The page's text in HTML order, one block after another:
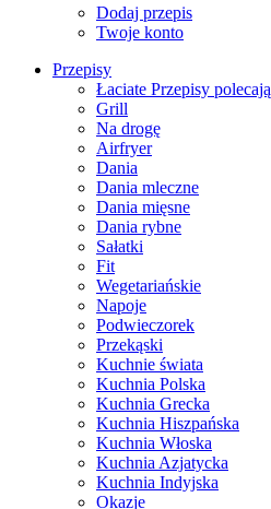
Dodaj przepis
Twoje konto
Przepisy
Łaciate Przepisy polecają
Grill
Na drogę
Airfryer
Dania
Dania mleczne
Dania mięsne
Dania rybne
Sałatki
Fit
Wegetariańskie
Napoje
Podwieczorek
Przekąski
Kuchnie świata
Kuchnia Polska
Kuchnia Grecka
Kuchnia Hiszpańska
Kuchnia Włoska
Kuchnia Azjatycka
Kuchnia Indyjska
Okazje